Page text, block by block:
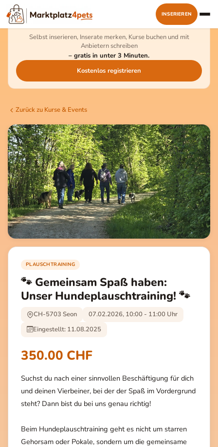
INSERIEREN
Selbst inserieren, Inserate merken, Kurse buchen und mit
Anbietern schreiben
– gratis in unter 3 Minuten.
Kostenlos registrieren
Zurück zu Kurse & Events
PLAUSCHTRAINING
🐾 Gemeinsam Spaß haben:
Unser Hundeplauschtraining! 🐾
CH-5703 Seon
07.02.2026, 10:00 - 11:00 Uhr
Eingestellt: 11.08.2025
350.00 CHF
Suchst du nach einer sinnvollen Beschäftigung für dich
und deinen Vierbeiner, bei der der Spaß im Vordergrund
steht? Dann bist du bei uns genau richtig!
Beim Hundeplauschtraining geht es nicht um starren
Gehorsam oder Pokale, sondern um die gemeinsame